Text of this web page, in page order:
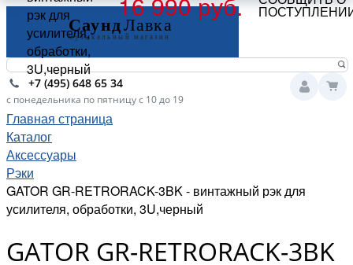
+7 (495) 648 65 34
с понедельника по пятницу с 10 до 19
Главная страница
Каталог
Аксессуары
Рэки
GATOR GR-RETRORACK-3BK - винтажный рэк для
усилителя, обработки, 3U,черный
GATOR GR-RETRORACK-3BK
рэк для
усилителя,
обработки,
3U,черный